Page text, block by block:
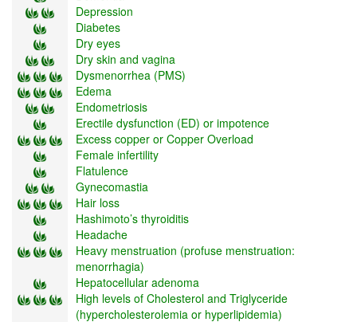
Depression
Diabetes
Dry eyes
Dry skin and vagina
Dysmenorrhea (PMS)
Edema
Endometriosis
Erectile dysfunction (ED) or impotence
Excess copper or Copper Overload
Female infertility
Flatulence
Gynecomastia
Hair loss
Hashimoto’s thyroiditis
Headache
Heavy menstruation (profuse menstruation:
menorrhagia)
Hepatocellular adenoma
High levels of Cholesterol and Triglyceride
(hypercholesterolemia or hyperlipidemia)